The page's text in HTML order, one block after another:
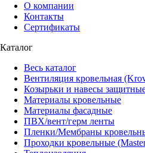
О компании
Контакты
Сертификаты
Каталог
Весь каталог
Вентиляция кровельная
Козырьки и навесы
Материалы кровельные
Материалы фасадные
ПВХ/вент/герм ленты
Пленки/Мембраны
Проходки кровельные